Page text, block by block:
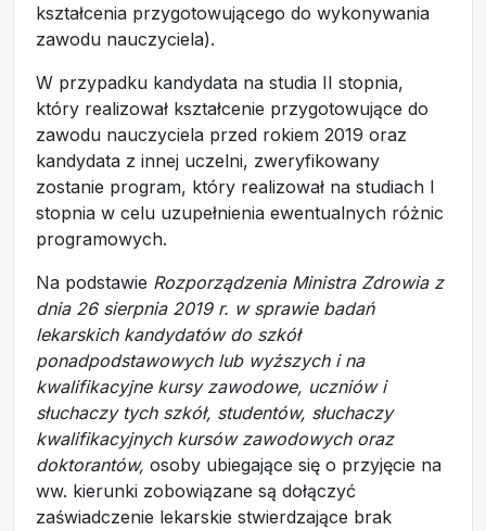
kształcenia przygotowującego do wykonywania
zawodu nauczyciela).
W przypadku kandydata na studia II stopnia,
który realizował kształcenie przygotowujące do
zawodu nauczyciela przed rokiem 2019 oraz
kandydata z innej uczelni, zweryfikowany
zostanie program, który realizował na studiach I
stopnia w celu uzupełnienia ewentualnych różnic
programowych.
Na podstawie Rozporządzenia Ministra Zdrowia z
dnia 26 sierpnia 2019 r. w sprawie badań
lekarskich kandydatów do szkół
ponadpodstawowych lub wyższych i na
kwalifikacyjne kursy zawodowe, uczniów i
słuchaczy tych szkół, studentów, słuchaczy
kwalifikacyjnych kursów zawodowych oraz
doktorantów, osoby ubiegające się o przyjęcie na
ww. kierunki zobowiązane są dołączyć
zaświadczenie lekarskie stwierdzające brak